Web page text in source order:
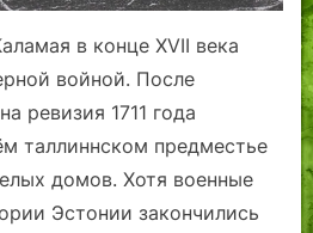
в конце XVII века
войной. После
ревизия 1711 года
таллиннском предместье
домов. Хотя военные
Эстонии закончились